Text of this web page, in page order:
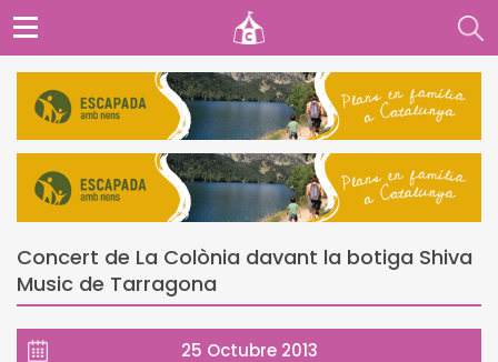
Concert de La Colònia davant la botiga Shiva
Music de Tarragona
25 Octubre 2013